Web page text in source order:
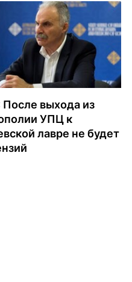
выхода из
УПЦ к
лавре не будет